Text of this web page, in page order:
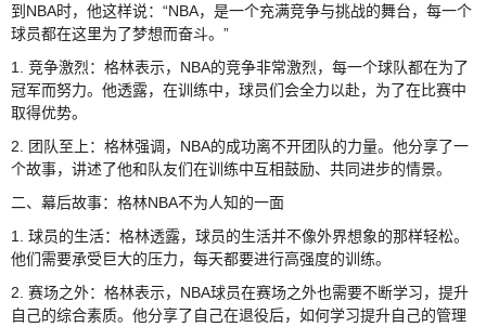
到NBA时，他这样说：“NBA，是一个充满竞争与挑战的舞台，每一个
球员都在这里为了梦想而奋斗。”
1. 竞争激烈：格林表示，NBA的竞争非常激烈，每一个球队都在为了
冠军而努力。他透露，在训练中，球员们会全力以赴，为了在比赛中
取得优势。
2. 团队至上：格林强调，NBA的成功离不开团队的力量。他分享了一
个故事，讲述了他和队友们在训练中互相鼓励、共同进步的情景。
二、幕后故事：格林NBA不为人知的一面
1. 球员的生活：格林透露，球员的生活并不像外界想象的那样轻松。
他们需要承受巨大的压力，每天都要进行高强度的训练。
2. 赛场之外：格林表示，NBA球员在赛场之外也需要不断学习，提升
自己的综合素质。他分享了自己在退役后，如何学习提升自己的管理